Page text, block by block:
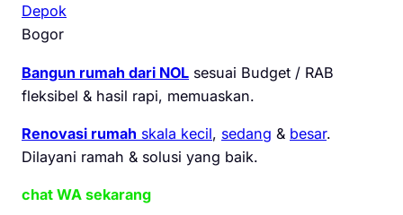
Depok
Bogor
Bangun rumah dari NOL sesuai Budget / RAB
fleksibel & hasil rapi, memuaskan.
Renovasi rumah skala kecil, sedang & besar.
Dilayani ramah & solusi yang baik.
chat WA sekarang